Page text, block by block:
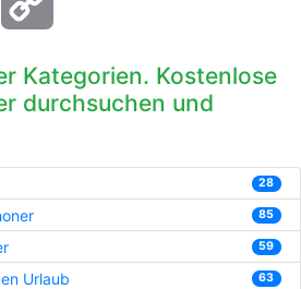
Kategorien. Kostenlose
durchsuchen und
28
85
59
Urlaub 63